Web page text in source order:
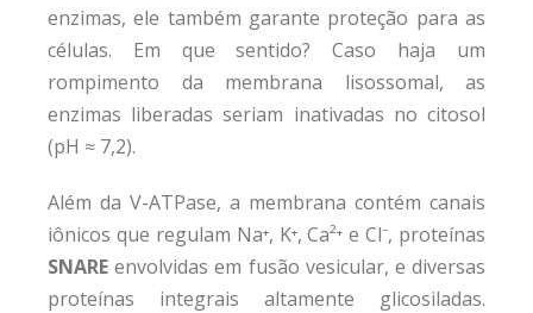
enzimas, ele também garante proteção para as
células. Em que sentido? Caso haja um
rompimento da membrana lisossomal, as
enzimas liberadas seriam inativadas no citosol
(pH ≈ 7,2).
Além da V-ATPase, a membrana contém canais
iônicos que regulam Na⁺, K⁺, Ca²⁺ e Cl⁻, proteínas
SNARE envolvidas em fusão vesicular, e diversas
proteínas integrais altamente glicosiladas.